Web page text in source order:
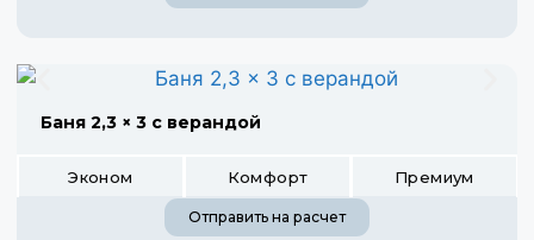
Баня 2,3 × 3 с верандой
Эконом Комфорт Премиум
Отправить на расчет